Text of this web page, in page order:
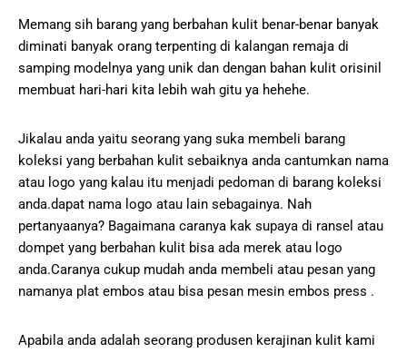
Memang sih barang yang berbahan kulit benar-benar banyak
diminati banyak orang terpenting di kalangan remaja di
samping modelnya yang unik dan dengan bahan kulit orisinil
membuat hari-hari kita lebih wah gitu ya hehehe.
Jikalau anda yaitu seorang yang suka membeli barang
koleksi yang berbahan kulit sebaiknya anda cantumkan nama
atau logo yang kalau itu menjadi pedoman di barang koleksi
anda.dapat nama logo atau lain sebagainya. Nah
pertanyaanya? Bagaimana caranya kak supaya di ransel atau
dompet yang berbahan kulit bisa ada merek atau logo
anda.Caranya cukup mudah anda membeli atau pesan yang
namanya plat embos atau bisa pesan mesin embos press .
Apabila anda adalah seorang produsen kerajinan kulit kami